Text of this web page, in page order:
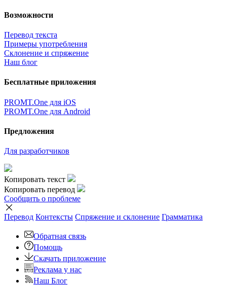
Возможности
Перевод текста
Примеры употребления
Склонение и спряжение
Наш блог
Бесплатные приложения
PROMT.One для iOS
PROMT.One для Android
Предложения
Для разработчиков
Копировать текст
Копировать перевод
Сообщить о проблеме
Перевод Контексты Спряжение и склонение Грамматика
Обратная связь
Помощь
Скачать приложение
Реклама у нас
Наш Блог